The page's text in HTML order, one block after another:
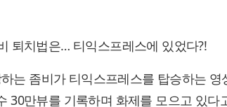
퇴치법은… 티익스프레스에 있었다?!
는 좀비가 티익스프레스를 탑승하는 영
30만뷰를 기록하며 화제를 모으고 있다